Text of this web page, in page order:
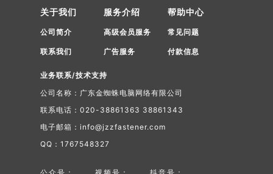
关于我们
公司简介
联系我们
服务介绍
高级会员服务
广告服务
帮助中心
常见问题
付款信息
业务联系/技术支持
公司名称：广东金蜘蛛电脑网络有限公司
联系电话：020-38861363 38861343
电子邮箱：info@jzzfastener.com
QQ：1767548327